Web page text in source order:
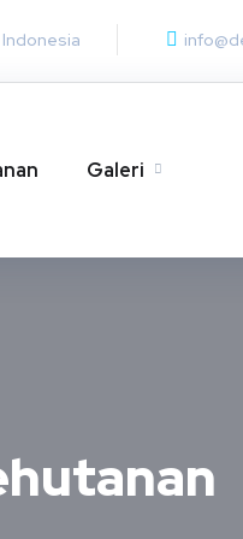
Galeri